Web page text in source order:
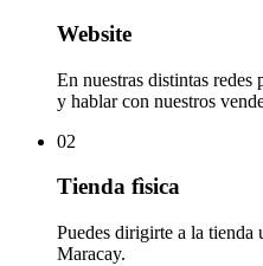
Website
En nuestras distintas redes
y hablar con nuestros
02
Tienda fìsica
Puedes dirigirte a la tienda
Maracay.